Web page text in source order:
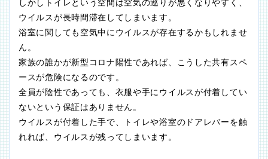
しかしトイレという空間は空気の巡りが悪くなりやすく、
ウイルスが長時間滞在してしまいます。
浴室に関しても空気中にウイルスが存在するかもしれませ
ん。
家族の誰かが新型コロナ陽性であれば、こうした共有スペ
ースが危険になるのです。
全員が陰性であっても、衣服や手にウイルスが付着してい
ないという保証はありません。
ウイルスが付着した手で、トイレや浴室のドアレバーを触
れれば、ウイルスが残ってしまいます。